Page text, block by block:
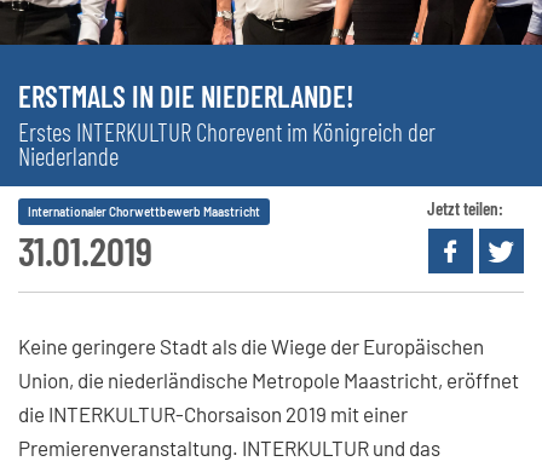
ERSTMALS IN DIE NIEDERLANDE!
Erstes INTERKULTUR Chorevent im Königreich der
Niederlande
31.01.2019
Internationaler Chorwettbewerb Maastricht Jetzt teilen:
Keine geringere Stadt als die Wiege der Europäischen
Union, die niederländische Metropole Maastricht, eröffnet
die INTERKULTUR-Chorsaison 2019 mit einer
Premierenveranstaltung. INTERKULTUR und das